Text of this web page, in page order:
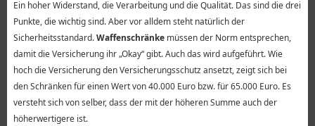
Ein hoher Widerstand, die Verarbeitung und die Qualität. Das sind die drei
Punkte, die wichtig sind. Aber vor alldem steht natürlich der
Sicherheitsstandard.Waffenschränkemüssen der Norm entsprechen,
damit die Versicherung ihr „Okay“ gibt. Auch das wird aufgeführt. Wie
hoch die Versicherung den Versicherungsschutz ansetzt, zeigt sich bei
den Schränken für einen Wert von 40.000 Euro bzw. für 65.000 Euro. Es
versteht sich von selber, dass der mit der höheren Summe auch der
höherwertigere ist.